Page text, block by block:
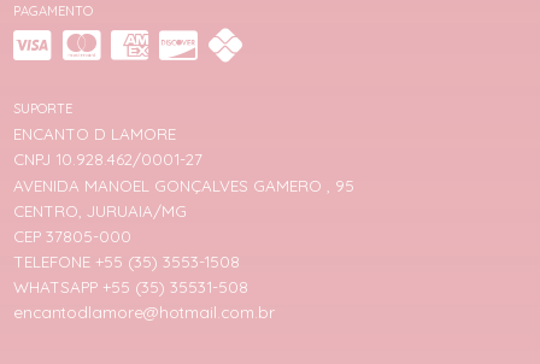
PAGAMENTO
SUPORTE
ENCANTO D LAMORE
CNPJ 10.928.462/0001-27
AVENIDA MANOEL GONÇALVES GAMERO , 95
CENTRO, JURUAIA/MG
CEP 37805-000
TELEFONE +55 (35) 3553-1508
WHATSAPP +55 (35) 35531-508
encantodlamore@hotmail.com.br